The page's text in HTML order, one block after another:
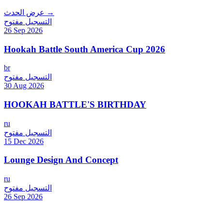
عرض الحدث →
التسجيل مفتوح
26 Sep 2026
Hookah Battle South America Cup 2026
br
التسجيل مفتوح
30 Aug 2026
HOOKAH BATTLE'S BIRTHDAY
ru
التسجيل مفتوح
15 Dec 2026
Lounge Design And Concept
ru
التسجيل مفتوح
26 Sep 2026